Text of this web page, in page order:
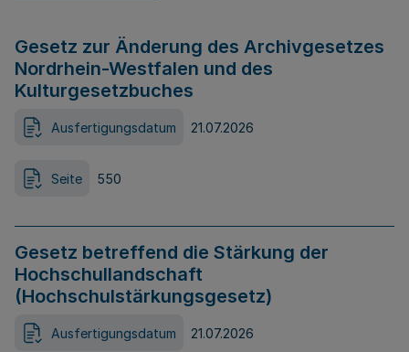
Gesetz zur Änderung des Archivgesetzes
Nordrhein-Westfalen und des
Kulturgesetzbuches
Ausfertigungsdatum 21.07.2026
Seite 550
Gesetz betreffend die Stärkung der
Hochschullandschaft
(Hochschulstärkungsgesetz)
Ausfertigungsdatum 21.07.2026